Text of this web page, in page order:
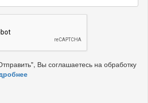
Вы соглашаетесь на обработку